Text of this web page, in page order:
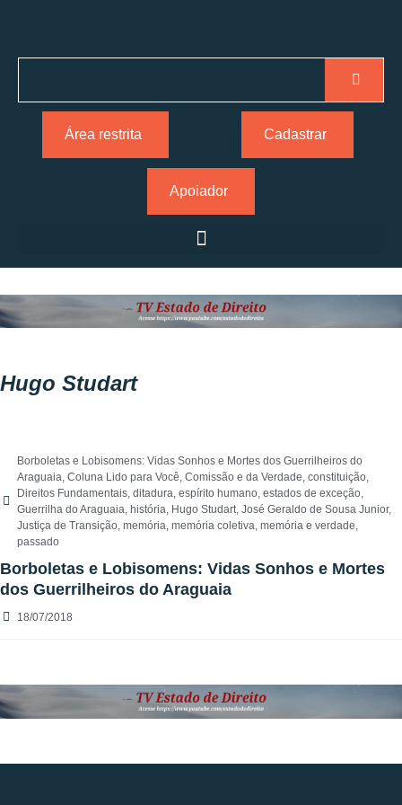
Área restrita Cadastrar
Apoiador
Hugo Studart
Borboletas e Lobisomens: Vidas Sonhos e Mortes dos Guerrilheiros do
Araguaia, Coluna Lido para Você, Comissão e da Verdade, constituição,
Direitos Fundamentais, ditadura, espírito humano, estados de exceção,
Guerrilha do Araguaia, história, Hugo Studart, José Geraldo de Sousa Junior,
Justiça de Transição, memória, memória coletiva, memória e verdade,
passado
Borboletas e Lobisomens: Vidas Sonhos e Mortes
dos Guerrilheiros do Araguaia
18/07/2018